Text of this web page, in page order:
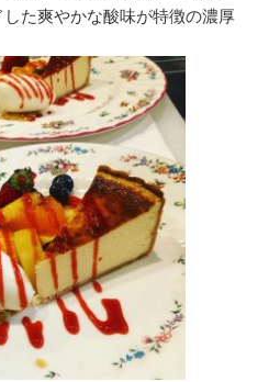
た爽やかな酸味が特徴の濃厚